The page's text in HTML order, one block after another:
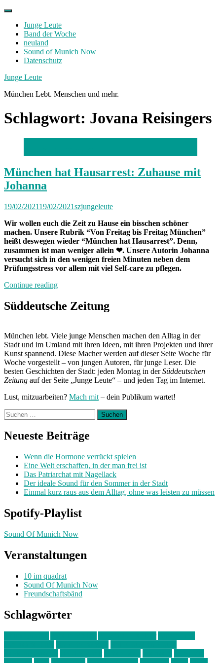
Skip
contentJunge Leute
Band der Woche
neuland
Sound of Munich Now
Datenschutz
Facebook
Twitter
Instagram
Junge Leute
München Lebt. Menschen und mehr.
Schlagwort: Jovana Reisingers
München hat Hausarrest: Zuhause mit
Johanna
19/02/202119/02/2021szjungeleute
Wir wollen euch die Zeit zu Hause ein bisschen schöner
machen. Unsere Rubrik “Von Freitag bis Freitag München”
heißt deswegen wieder “München hat Hausarrest”. Denn,
zusammen ist man weniger allein ❤. Unsere Autorin Johanna
versucht sich in den wenigen freien Minuten neben dem
Prüfungsstress vor allem mit viel Self-care zu pflegen.
Continue reading„München
Hausarrest:
Zuhause
Süddeutsche Zeitung
München lebt. Viele junge Menschen machen den Alltag in der
Stadt und im Umland mit ihren Ideen, mit ihren Projekten und ihrer
Kunst spannend. Diese Macher werden auf dieser Seite Woche für
Woche vorgestellt – von jungen Autoren, für junge Leser. Die
besten Geschichten der Stadt: jeden Montag in derSüddeutschen
Zeitung auf der Seite „Junge Leute“ – und jeden Tag im Internet.
Lust, mitzuarbeiten? Mach mit – dein Publikum wartet!
Suchen
nach:
Neueste Beiträge
Wenn die Hormone verrückt spielen
Eine Welt erschaffen, in der man frei ist
Das Patriarchat mit Nagellack
Der ideale Sound für den Sommer in der Stadt
Einmal kurz raus aus dem Alltag, ohne was leisten zu müssen
Spotify-Playlist
Sound Of Munich Now
Veranstaltungen
10 im quadrat
Sound Of Munich Now
Freundschaftsbänd
Schlagwörter